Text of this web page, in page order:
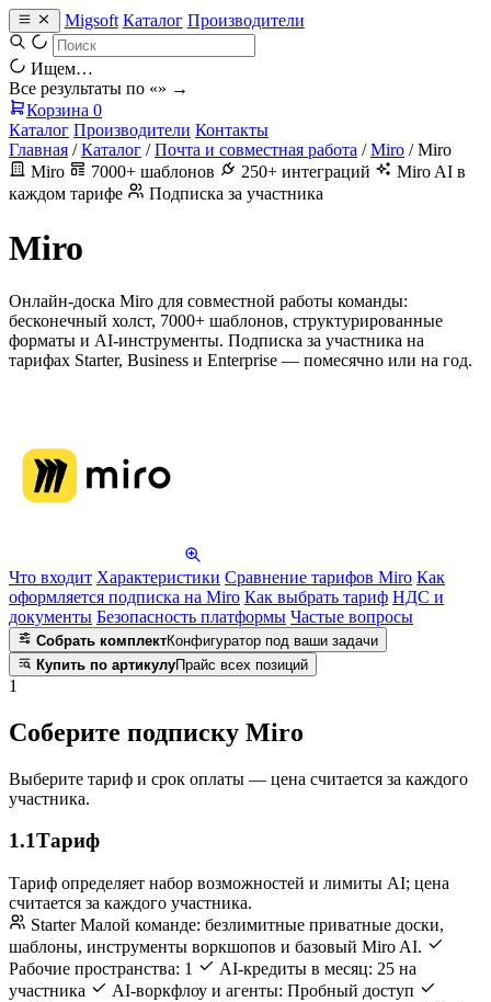
Migsoft Каталог Производители
Ищем…
Все результаты по «» →
Корзина 0
Каталог Производители Контакты
Главная / Каталог / Почта и совместная работа / Miro / Miro
Miro
7000+ шаблонов 250+ интеграций
Miro AI в
каждом тарифе
Подписка за участника
Miro
Онлайн-доска Miro для совместной работы команды:
бесконечный холст, 7000+ шаблонов, структурированные
форматы и AI-инструменты. Подписка за участника на
тарифах Starter, Business и Enterprise — помесячно или на год.
Что входит Характеристики Сравнение тарифов Miro Как
оформляется подписка на Miro Как выбрать тариф НДС и
документы Безопасность платформы Частые вопросы
Собрать комплектКонфигуратор под ваши задачи
Купить по артикулуПрайс всех позиций
1
Соберите подписку Miro
Выберите тариф и срок оплаты — цена считается за каждого
участника.
1.1Тариф
Тариф определяет набор возможностей и лимиты AI; цена
считается за каждого участника.
Starter Малой команде: безлимитные приватные доски,
шаблоны, инструменты воркшопов и базовый Miro AI.
Рабочие пространства: 1
AI-кредиты в месяц: 25 на
участника
AI-воркфлоу и агенты: Пробный доступ